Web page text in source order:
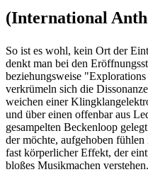
(International
So ist es wohl, kein Ort der
denkt man bei den
beziehungsweise
verkrümeln sich die
weichen einer
und über einen offenbar aus
gesampelten Beckenloop
der möchte, aufgehoben
fast körperlicher Effekt, der
bloßes Musikmachen verstehen.